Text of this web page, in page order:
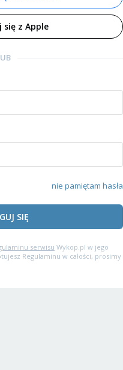
się z Apple
nie pamiętam hasła
SIĘ
serwisu Wykop.pl w jego
Regulaminu w całości, prosimy